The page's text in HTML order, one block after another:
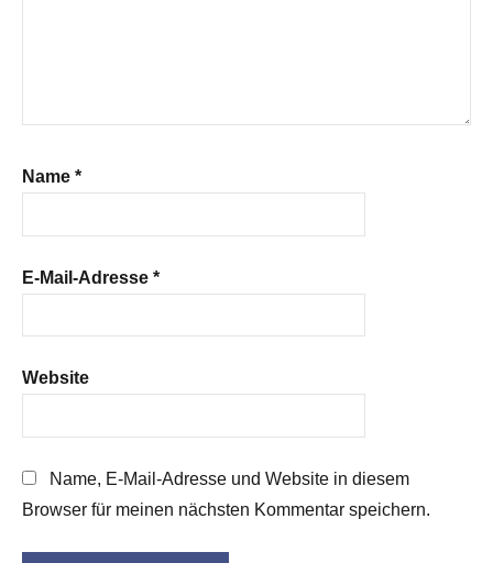
Name *
E-Mail-Adresse *
Website
Name, E-Mail-Adresse und Website in diesem
Browser für meinen nächsten Kommentar speichern.